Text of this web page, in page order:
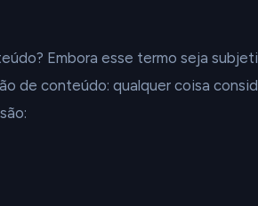
Embora esse termo seja
de conteúdo: qualquer coisa